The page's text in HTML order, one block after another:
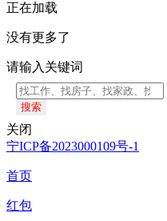
正在加载
没有更多了
请输入关键词
搜索
关闭
宁ICP备2023000109号-1
首页
红包